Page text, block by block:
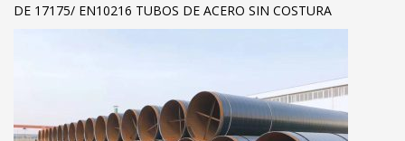
DE 17175/ EN10216 TUBOS DE ACERO SIN COSTURA